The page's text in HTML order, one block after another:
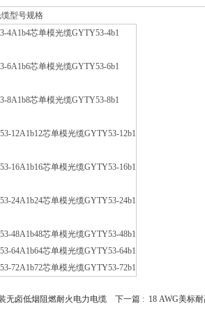
型号规格
4A1b4芯单模光缆GYTY53-4b1
6A1b6芯单模光缆GYTY53-6b1
8A1b8芯单模光缆GYTY53-8b1
12A1b12芯单模光缆GYTY53-12b1
16A1b16芯单模光缆GYTY53-16b1
24A1b24芯单模光缆GYTY53-24b1
48A1b48芯单模光缆GYTY53-48b1
64A1b64芯单模光缆GYTY53-64b1
72A1b72芯单模光缆GYTY53-72b1
无卤低烟阻燃耐火电力电缆 下一篇 : 18 AWG美标